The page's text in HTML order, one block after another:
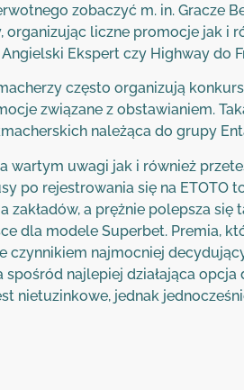
zobaczyć m. in. Gracze
liczne promocje jak i
Ekspert czy Highway do
często organizują
związane z obstawianiem.
należąca do grupy
uwagi jak i również
po rejestrowania się na ETOTO
a prężnie polepsza się
dla modele Superbet. Premia,
czynnikiem najmocniej
najlepiej działająca opcja
nietuzinkowe, jednak